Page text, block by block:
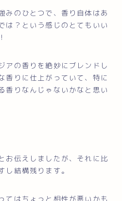
みのひとつで、香り自体はあ
は？という感じのとてもいい
アの香りを絶妙にブレンドし
香りに仕上がっていて、特に
香りなんじゃないかなと思い
お伝えしましたが、それに比
し結構残ります。
てはちょっと相性が悪いかも